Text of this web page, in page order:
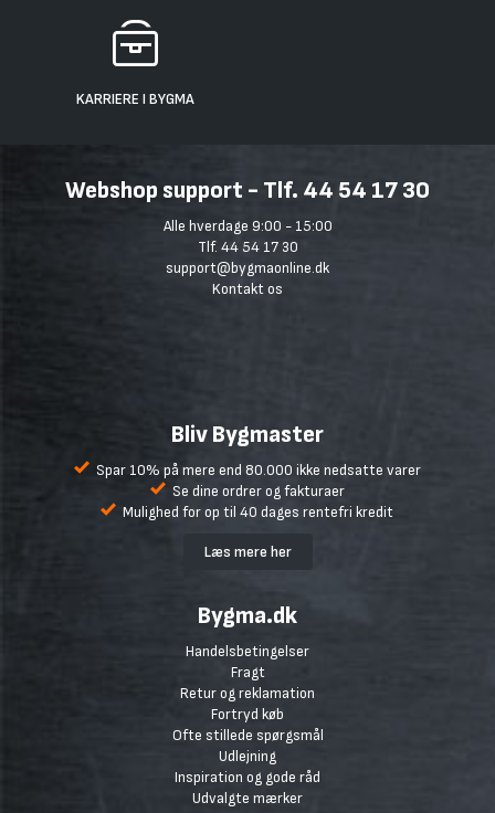
KARRIERE I BYGMA
Webshop support - Tlf. 44 54 17 30
Alle hverdage 9:00 - 15:00
Tlf. 44 54 17 30
support@bygmaonline.dk
Kontakt os
Bliv Bygmaster
Spar 10% på mere end 80.000 ikke nedsatte varer
Se dine ordrer og fakturaer
Mulighed for op til 40 dages rentefri kredit
Læs mere her
Bygma.dk
Handelsbetingelser
Fragt
Retur og reklamation
Fortryd køb
Ofte stillede spørgsmål
Udlejning
Inspiration og gode råd
Udvalgte mærker